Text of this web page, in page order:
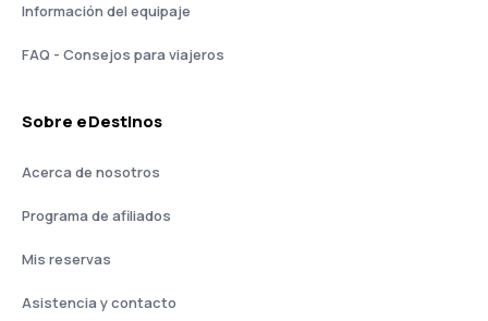
Información del equipaje
FAQ - Consejos para viajeros
Sobre eDestinos
Acerca de nosotros
Programa de afiliados
Mis reservas
Asistencia y contacto